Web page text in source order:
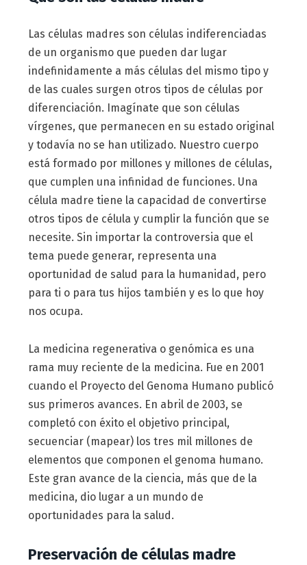
Las células madres son células indiferenciadas
de un organismo que pueden dar lugar
indefinidamente a más células del mismo tipo y
de las cuales surgen otros tipos de células por
diferenciación. Imagínate que son células
vírgenes, que permanecen en su estado original
y todavía no se han utilizado. Nuestro cuerpo
está formado por millones y millones de células,
que cumplen una infinidad de funciones. Una
célula madre tiene la capacidad de convertirse
otros tipos de célula y cumplir la función que se
necesite. Sin importar la controversia que el
tema puede generar, representa una
oportunidad de salud para la humanidad, pero
para ti o para tus hijos también y es lo que hoy
nos ocupa.
La medicina regenerativa o genómica es una
rama muy reciente de la medicina. Fue en 2001
cuando el Proyecto del Genoma Humano publicó
sus primeros avances. En abril de 2003, se
completó con éxito el objetivo principal,
secuenciar (mapear) los tres mil millones de
elementos que componen el genoma humano.
Este gran avance de la ciencia, más que de la
medicina, dio lugar a un mundo de
oportunidades para la salud.
Preservación de células madre